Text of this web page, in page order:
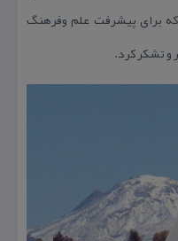
برای پیشرفت علم وفرهنگ
و تشكر كرد.